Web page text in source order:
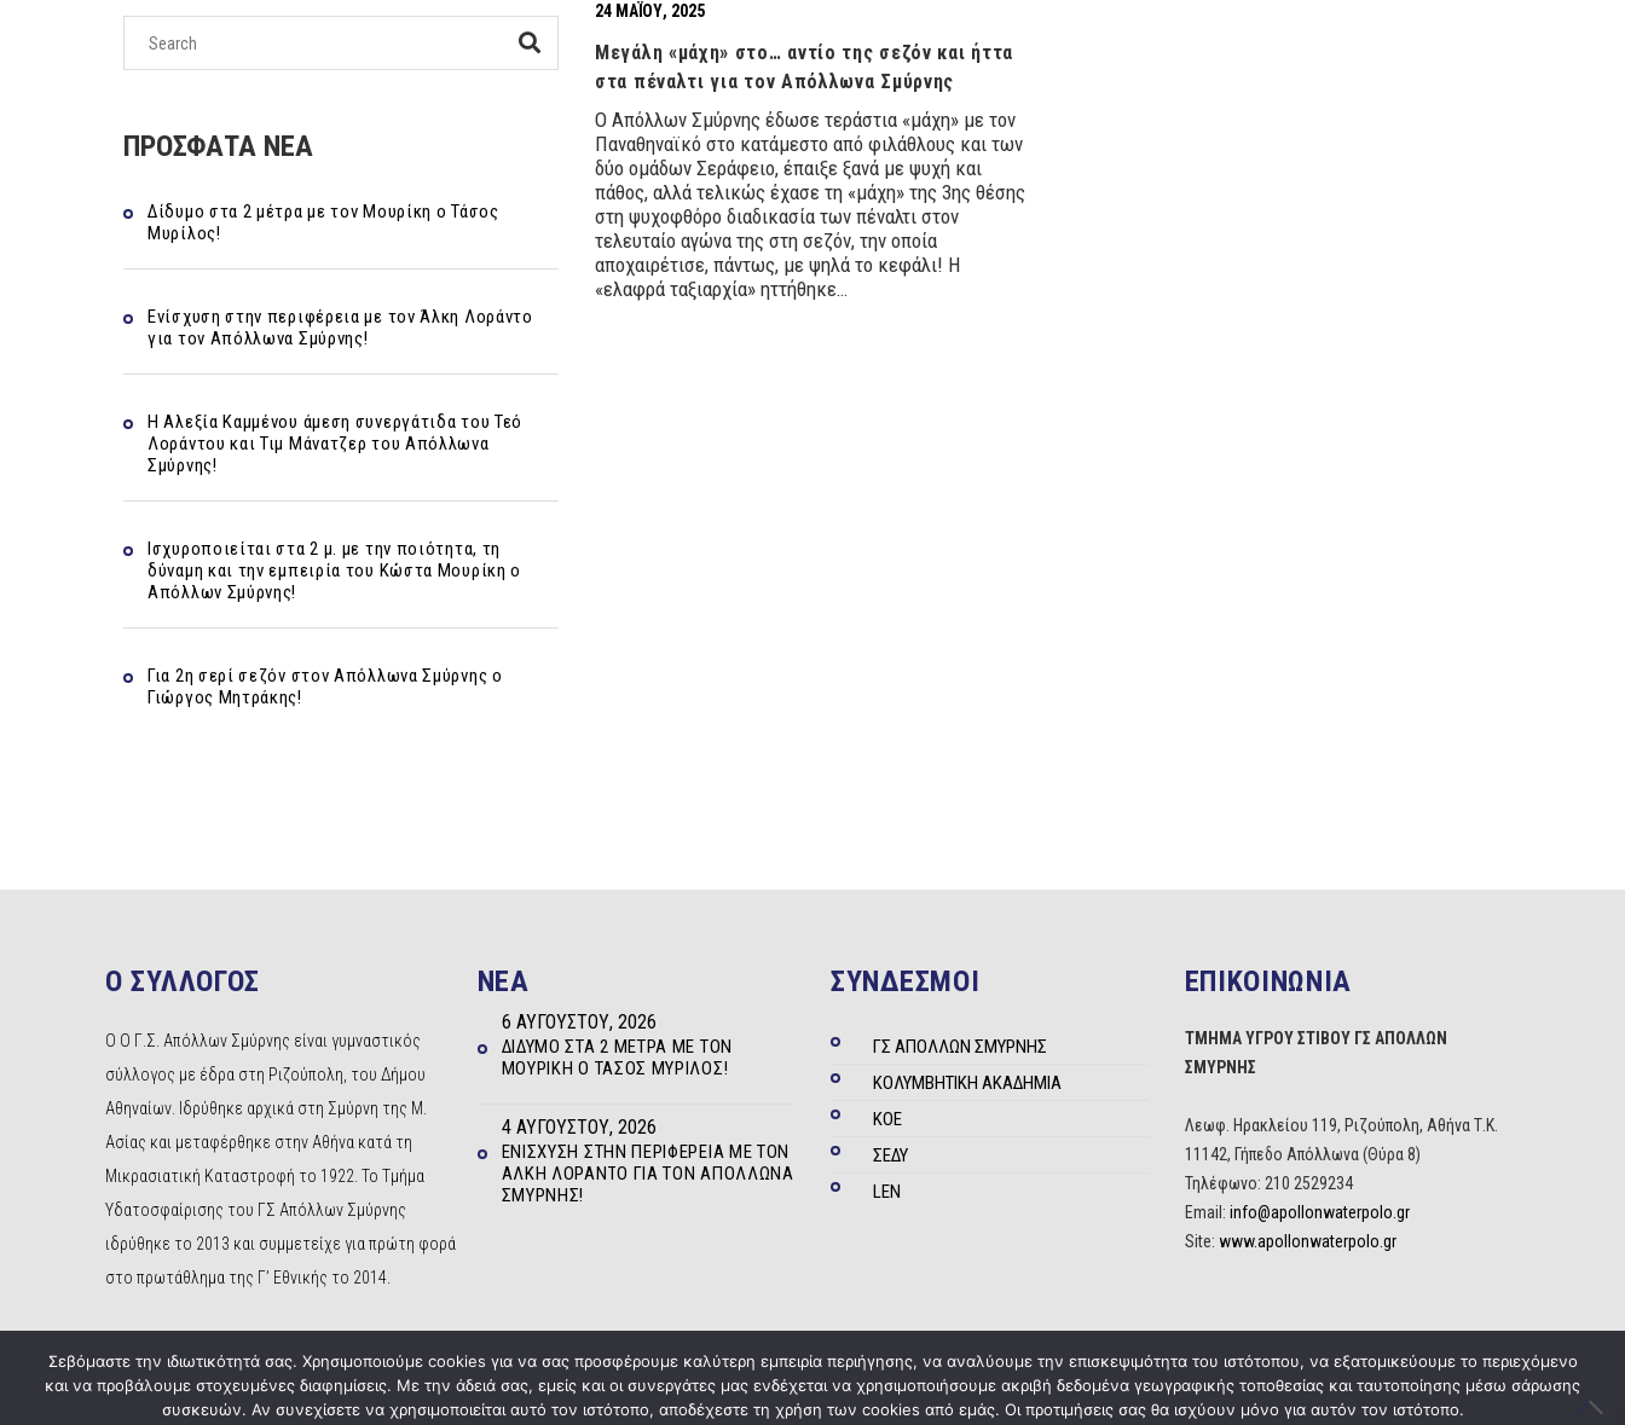
24 ΜΑΪ́ΟΥ, 2025
Μεγάλη «μάχη» στο… αντίο της σεζόν και ήττα
στα πέναλτι για τον Απόλλωνα Σμύρνης
Ο Απόλλων Σμύρνης έδωσε τεράστια «μάχη» με τον
Παναθηναϊκό στο κατάμεστο από φιλάθλους και των
δύο ομάδων Σεράφειο, έπαιξε ξανά με ψυχή και
πάθος, αλλά τελικώς έχασε τη «μάχη» της 3ης θέσης
στη ψυχοφθόρο διαδικασία των πέναλτι στον
τελευταίο αγώνα της στη σεζόν, την οποία
αποχαιρέτισε, πάντως, με ψηλά το κεφάλι! Η
«ελαφρά ταξιαρχία» ηττήθηκε…
ΠΡΟΣΦΑΤΑ ΝΕΑ
Δίδυμο στα 2 μέτρα με τον Μουρίκη ο Τάσος
Μυρίλος!
Ενίσχυση στην περιφέρεια με τον Άλκη Λοράντο
για τον Απόλλωνα Σμύρνης!
Η Αλεξία Καμμένου άμεση συνεργάτιδα του Τεό
Λοράντου και Τιμ Μάνατζερ του Απόλλωνα
Σμύρνης!
Ισχυροποιείται στα 2 μ. με την ποιότητα, τη
δύναμη και την εμπειρία του Κώστα Μουρίκη ο
Απόλλων Σμύρνης!
Για 2η σερί σεζόν στον Απόλλωνα Σμύρνης ο
Γιώργος Μητράκης!
Ο ΣΥΛΛΟΓΟΣ
Ο Ο Γ.Σ. Απόλλων Σμύρνης είναι γυμναστικός
σύλλογος με έδρα στη Ριζούπολη, του Δήμου
Αθηναίων. Ιδρύθηκε αρχικά στη Σμύρνη της Μ.
Ασίας και μεταφέρθηκε στην Αθήνα κατά τη
Μικρασιατική Καταστροφή το 1922. Το Τμήμα
Υδατοσφαίρισης του ΓΣ Απόλλων Σμύρνης
ιδρύθηκε το 2013 και συμμετείχε για πρώτη φορά
στο πρωτάθλημα της Γ’ Εθνικής το 2014.
NEA
ΔΊΔΥΜΟ ΣΤΑ 2 ΜΈΤΡΑ ΜΕ ΤΟΝ
ΜΟΥΡΊΚΗ Ο ΤΆΣΟΣ ΜΥΡΊΛΟΣ!
6 ΑΥΓΟΎΣΤΟΥ, 2026
ΕΝΊΣΧΥΣΗ ΣΤΗΝ ΠΕΡΙΦΈΡΕΙΑ ΜΕ ΤΟΝ
ΆΛΚΗ ΛΟΡΆΝΤΟ ΓΙΑ ΤΟΝ ΑΠΌΛΛΩΝΑ
ΣΜΎΡΝΗΣ!
4 ΑΥΓΟΎΣΤΟΥ, 2026
ΣΥΝΔΕΣΜΟΙ
ΓΣ ΑΠΟΛΛΩΝ ΣΜΥΡΝΗΣ
ΚΟΛΥΜΒΗΤΙΚΗ ΑΚΑΔΗΜΙΑ
ΚΟΕ
ΣΕΔΥ
LEN
ΕΠΙΚΟΙΝΩΝΙΑ
ΤΜΗΜΑ ΥΓΡΟΥ ΣΤΙΒΟΥ ΓΣ ΑΠΟΛΛΩΝ
ΣΜΥΡΝΗΣ
Λεωφ. Ηρακλείου 119, Ριζούπολη, Αθήνα Τ.Κ.
11142, Γήπεδο Απόλλωνα (Θύρα 8)
Τηλέφωνο: 210 2529234
Email: info@apollonwaterpolo.gr
Site: www.apollonwaterpolo.gr
Copyright © 2020ΓΣ Απόλλων ΣμύρνηςPowered byFive Media
Σεβόμαστε την ιδιωτικότητά σας. Χρησιμοποιούμε cookies για να σας προσφέρουμε καλύτερη εμπειρία περιήγησης, να αναλύουμε την επισκεψιμότητα του ιστότοπου, να εξατομικεύουμε το περιεχόμενο
και να προβάλουμε στοχευμένες διαφημίσεις. Με την άδειά σας, εμείς και οι συνεργάτες μας ενδέχεται να χρησιμοποιήσουμε ακριβή δεδομένα γεωγραφικής τοποθεσίας και ταυτοποίησης μέσω σάρωσης
συσκευών. Αν συνεχίσετε να χρησιμοποιείται αυτό τον ιστότοπο, αποδέχεστε τη χρήση των cookies από εμάς. Οι προτιμήσεις σας θα ισχύουν μόνο για αυτόν τον ιστότοπο.